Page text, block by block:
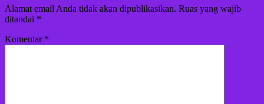
Alamat email Anda tidak akan dipublikasikan. Ruas yang wajib
ditandai *
Komentar *